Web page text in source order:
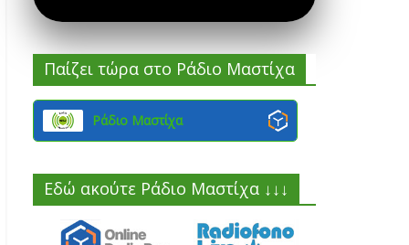
Παίζει τώρα στο Ράδιο Μαστίχα
Ράδιο Μαστίχα
Εδώ ακούτε Ράδιο Μαστίχα ↓↓↓